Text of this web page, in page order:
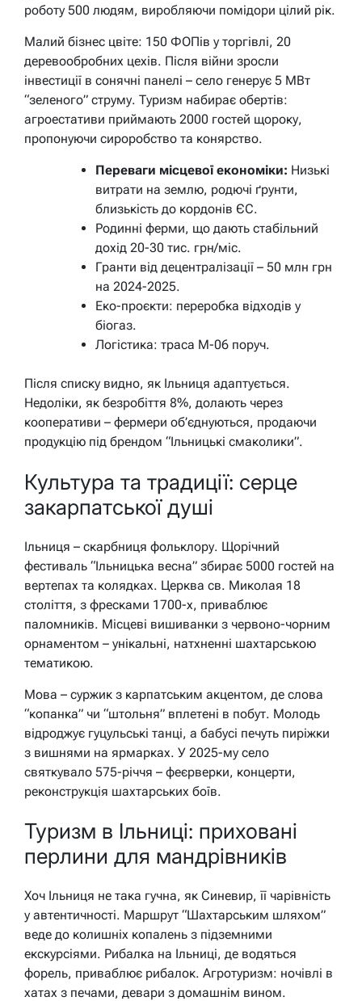
роботу 500 людям, виробляючи помідори цілий рік.
Малий бізнес цвіте: 150 ФОПів у торгівлі, 20
деревообробних цехів. Після війни зросли
інвестиції в сонячні панелі – село генерує 5 МВт
“зеленого” струму. Туризм набирає обертів:
агроестативи приймають 2000 гостей щороку,
пропонуючи сироробство та конярство.
Переваги місцевої економіки: Низькі
витрати на землю, родючі ґрунти,
близькість до кордонів ЄС.
Родинні ферми, що дають стабільний
дохід 20-30 тис. грн/міс.
Гранти від децентралізації – 50 млн грн
на 2024-2025.
Еко-проєкти: переробка відходів у
біогаз.
Логістика: траса М-06 поруч.
Після списку видно, як Ільниця адаптується.
Недоліки, як безробіття 8%, долають через
кооперативи – фермери об’єднуються, продаючи
продукцію під брендом “Ільницькі смаколики”.
Культура та традиції: серце
закарпатської душі
Ільниця – скарбниця фольклору. Щорічний
фестиваль “Ільницька весна” збирає 5000 гостей на
вертепах та колядках. Церква св. Миколая 18
століття, з фресками 1700-х, приваблює
паломників. Місцеві вишиванки з червоно-чорним
орнаментом – унікальні, натхненні шахтарською
тематикою.
Мова – суржик з карпатським акцентом, де слова
“копанка” чи “штольня” вплетені в побут. Молодь
відроджує гуцульські танці, а бабусі печуть пиріжки
з вишнями на ярмарках. У 2025-му село
святкувало 575-річчя – феєрверки, концерти,
реконструкція шахтарських боїв.
Туризм в Ільниці: приховані
перлини для мандрівників
Хоч Ільниця не така гучна, як Синевир, її чарівність
у автентичності. Маршрут “Шахтарським шляхом”
веде до колишніх копалень з підземними
екскурсіями. Рибалка на Ільниці, де водяться
форель, приваблює рибалок. Агротуризм: ночівлі в
хатах з печами, девари з домашнім вином.